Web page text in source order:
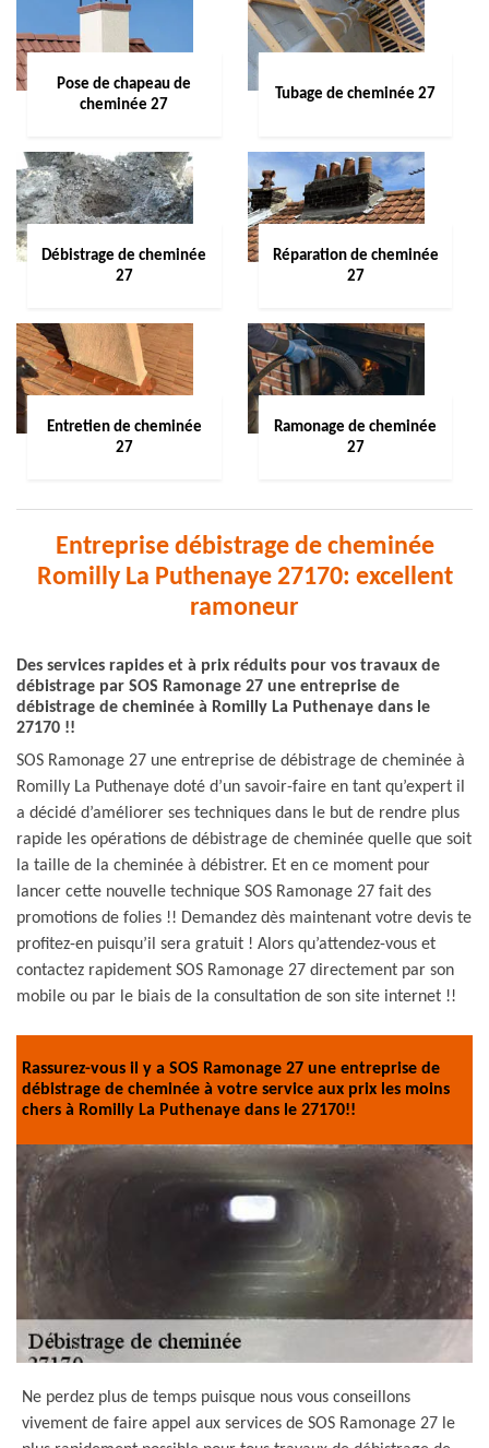
Pose de chapeau de
cheminée 27
Tubage de cheminée 27
Débistrage de cheminée
27
Réparation de cheminée
27
Entretien de cheminée
27
Ramonage de cheminée
27
Entreprise débistrage de cheminée
Romilly La Puthenaye 27170: excellent
ramoneur
Des services rapides et à prix réduits pour vos travaux de
débistrage par SOS Ramonage 27 une entreprise de
débistrage de cheminée à Romilly La Puthenaye dans le
27170 !!
SOS Ramonage 27 une entreprise de débistrage de cheminée à
Romilly La Puthenaye doté d’un savoir-faire en tant qu’expert il
a décidé d’améliorer ses techniques dans le but de rendre plus
rapide les opérations de débistrage de cheminée quelle que soit
la taille de la cheminée à débistrer. Et en ce moment pour
lancer cette nouvelle technique SOS Ramonage 27 fait des
promotions de folies !! Demandez dès maintenant votre devis te
profitez-en puisqu’il sera gratuit ! Alors qu’attendez-vous et
contactez rapidement SOS Ramonage 27 directement par son
mobile ou par le biais de la consultation de son site internet !!
Rassurez-vous il y a SOS Ramonage 27 une entreprise de
débistrage de cheminée à votre service aux prix les moins
chers à Romilly La Puthenaye dans le 27170!!
Ne perdez plus de temps puisque nous vous conseillons
vivement de faire appel aux services de SOS Ramonage 27 le